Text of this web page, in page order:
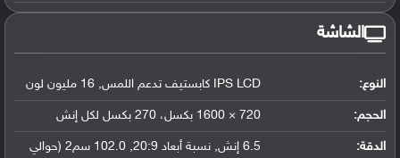
الشاشة
النوع: IPS LCD كابستيف تدعم اللمس, 16 مليون لون
الحجم: 720 × 1600 بكسل، 270 بكسل لكل إنش
الدقة:
6.5 إنش, نسبة أبعاد 20:9, 102.0 سم2 (حوالي